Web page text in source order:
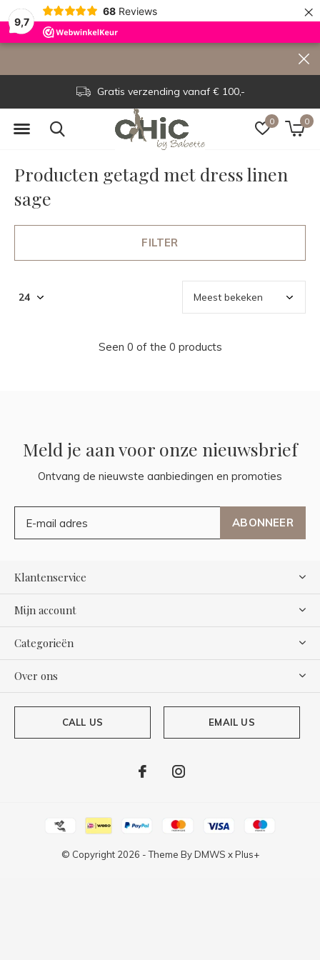
9,7
68 Reviews ×
0 0
Gratis verzending vanaf € 100,-
Producten getagd met dress linen
sage
FILTER
Seen 0 of the 0 products
Meld je aan voor onze nieuwsbrief
Ontvang de nieuwste aanbiedingen en promoties
ABONNEER
Klantenservice
Mijn account
Categorieën
Over ons
CALL US EMAIL US
© Copyright 2026 - Theme ByDMWS xPlus+